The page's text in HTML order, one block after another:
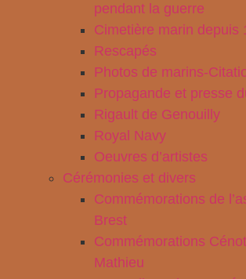
pendant la guerre
Cimetière marin depuis
Rescapés
Photos de marins-
Propagande et presse
Rigault de Genouilly
Royal Navy
Oeuvres d’artistes
Cérémonies et divers
Commémorations de
Brest
Commémorations
Mathieu